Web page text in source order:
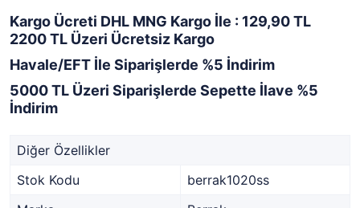
Kargo Ücreti DHL MNG Kargo İle : 129,90 TL
2200 TL Üzeri Ücretsiz Kargo
Havale/EFT İle Siparişlerde %5 İndirim
5000 TL Üzeri Siparişlerde Sepette İlave %5
İndirim
Diğer Özellikler
Stok Kodu
berrak1020ss